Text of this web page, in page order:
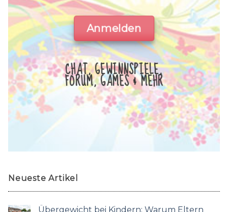
Anmelden
CHAT, GEWINNSPIELE,
FORUM, GAMES & MEHR
Neueste Artikel
Übergewicht bei Kindern: Warum Eltern